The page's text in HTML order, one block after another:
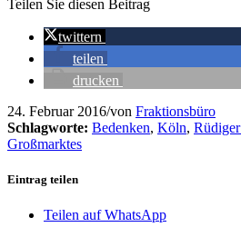
Teilen Sie diesen Beitrag
twittern
teilen
drucken
24. Februar 2016/von Fraktionsbüro
Schlagworte: Bedenken, Köln,
Großmarktes
Eintrag teilen
Teilen auf WhatsApp